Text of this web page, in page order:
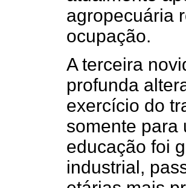
agropecuária
ocupação.
A terceira
profunda
exercício do
somente para
educação foi
industrial,